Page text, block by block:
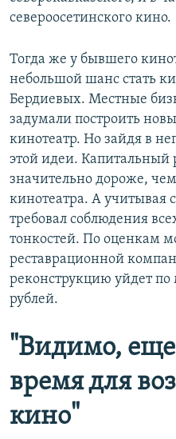
североосетинского кино.
Тогда же у бывшего
небольшой шанс стать
Бердиевых. Местные
задумали построить
кинотеатр. Но зайдя в
этой идеи. Капитальный
значительно дороже, чем
кинотеатра. А учитывая
требовал соблюдения
тонкостей. По оценкам
реставрационной
реконструкцию уйдет
рублей.
"Видимо,
время для
кино"